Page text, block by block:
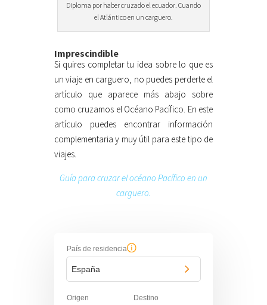
Diploma por haber cruzado el ecuador. Cuando
el Atlántico en un carguero.
Imprescindible
Si quires completar tu idea sobre lo que es
un viaje en carguero, no puedes perderte el
artículo que aparece más abajo sobre
como cruzamos el Océano Pacífico. En este
artículo puedes encontrar información
complementaria y muy útil para este tipo de
viajes.
Guía para cruzar el océano Pacífico en un
carguero.
País de residencia
España
Origen Destino